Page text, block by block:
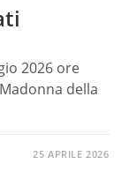
2026 ore
della
25 APRILE 2026